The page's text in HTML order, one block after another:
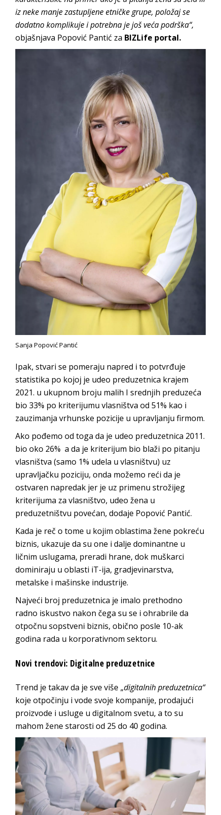
iz neke manje zastupljene etničke grupe, položaj se
dodatno komplikuje i potrebna je još veća podrška“,
objašnjava Popović Pantić za BIZLife portal.
Sanja Popović Pantić
Ipak, stvari se pomeraju napred i to potvrđuje
statistika po kojoj je udeo preduzetnica krajem
2021. u ukupnom broju malih I srednjih preduzeća
bio 33% po kriterijumu vlasništva od 51% kao i
zauzimanja vrhunske pozicije u upravljanju firmom.
Ako pođemo od toga da je udeo preduzetnica 2011.
bio oko 26% a da je kriterijum bio blaži po pitanju
vlasništva (samo 1% udela u vlasništvu) uz
upravljačku poziciju, onda možemo reći da je
ostvaren napredak jer je uz primenu strožijeg
kriterijuma za vlasništvo, udeo žena u
preduzetništvu povećan, dodaje Popović Pantić.
Kada je reč o tome u kojim oblastima žene pokreću
biznis, ukazuje da su one i dalje dominantne u
ličnim uslugama, preradi hrane, dok muškarci
dominiraju u oblasti iT-ija, gradjevinarstva,
metalske i mašinske industrije.
Najveći broj preduzetnica je imalo prethodno
radno iskustvo nakon čega su se i ohrabrile da
otpočnu sopstveni biznis, obično posle 10-ak
godina rada u korporativnom sektoru.
Novi trendovi: Digitalne preduzetnice
Trend je takav da je sve više „digitalnih preduzetnica“
koje otpočinju i vode svoje kompanije, prodajući
proizvode i usluge u digitalnom svetu, a to su
mahom žene starosti od 25 do 40 godina.